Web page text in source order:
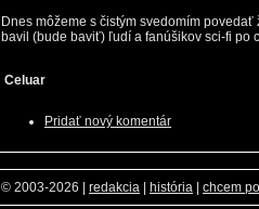
Dnes môžeme s čistým svedomím
bavil (bude baviť) ľudí a fanúšikov sci-fi po
Celuar
Pridať nový komentár
© 2003-2026 redakcia história chcem